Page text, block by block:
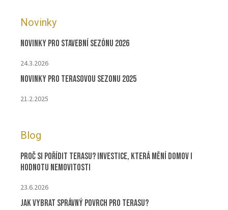
Novinky
Novinky pro stavební sezónu 2026
24.3.2026
Novinky pro terasovou sezonu 2025
21.2.2025
Blog
Proč si pořídit terasu? Investice, která mění domov i
hodnotu nemovitosti
23.6.2026
Jak vybrat správný povrch pro terasu?